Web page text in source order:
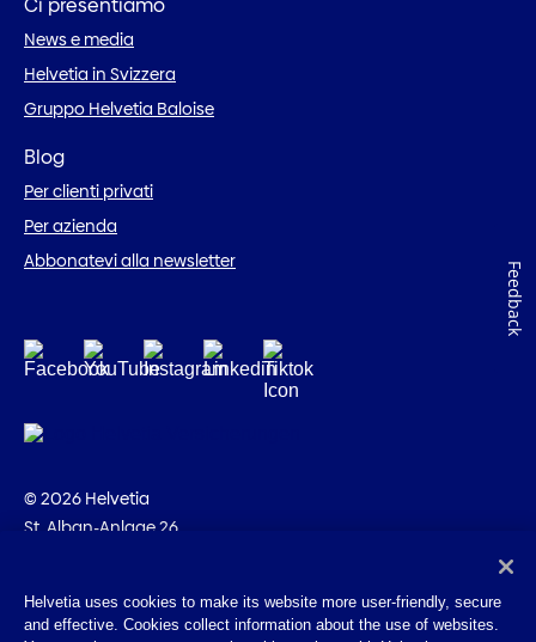
News e media
Helvetia in Svizzera
Gruppo Helvetia Baloise
Blog
Per clienti privati
Per azienda
Abbonatevi alla newsletter
© 2026 Helvetia
St. Alban-Anlage 26
Impressum
Helvetia uses cookies to make its website more user-friendly, secure
and effective. Cookies collect information about the use of websites.
Feedback